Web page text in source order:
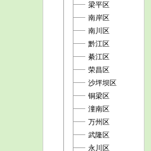
梁平区
南岸区
南川区
黔江区
綦江区
荣昌区
沙坪坝区
铜梁区
潼南区
万州区
武隆区
永川区